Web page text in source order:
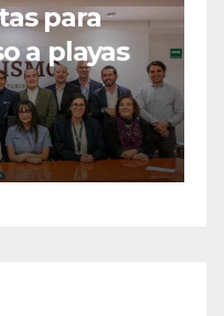
para
a playas